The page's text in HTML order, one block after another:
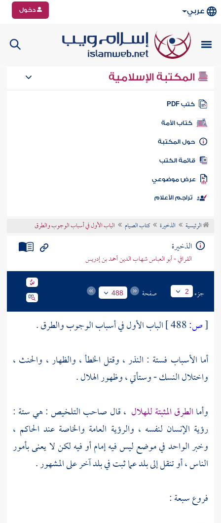
عربي دخول
المكتبة الإسلامية
كتب PDF
كتاب الأمة
المكتبة
الكتب
موضوعي
تراجم الأعلام
الرئيسية الذخيرة كتاب الصيام الباب الأول في أسباب الوجوب والطرق
الذخيرة
القرافي - أبو العباس شهاب الدين أحمد بن إدريس
جزء 2 صفحة 488
[ص:
الباب الأول في أسباب الوجوب والطرق .
أما الأسباب فستة : النذر ، وقتل الخطأ ، والظهار ، والحنث ،
واختلال النسك - وستأتي ، وظهور الهلال .
وأماالطرق المثبتة للهلال ، قال صاحب التلخيص : هي ستة :
رؤية الإنسان لنفسه ، والرؤية العامة والخاصة عند الحاكم ،
وخبر الواحد في موضع ليس فيه إمام أو فيه لكن لا يعنى بأمور
الناس ، أو تنقل إلى بلد عما ثبت في بلد آخر على المشهور .
فروع سبعة :